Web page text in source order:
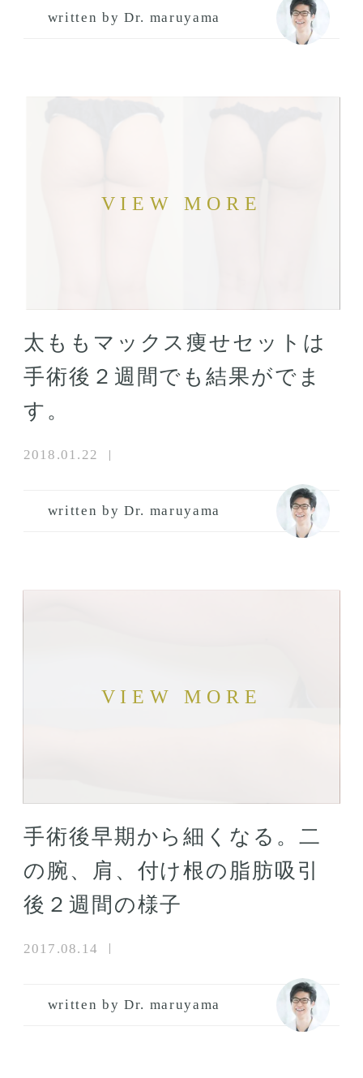
written by Dr. maruyama
太ももマックス痩せセットは
手術後２週間でも結果がでま
す。
2018.01.22
written by Dr. maruyama
手術後早期から細くなる。二
の腕、肩、付け根の脂肪吸引
後２週間の様子
2017.08.14
written by Dr. maruyama